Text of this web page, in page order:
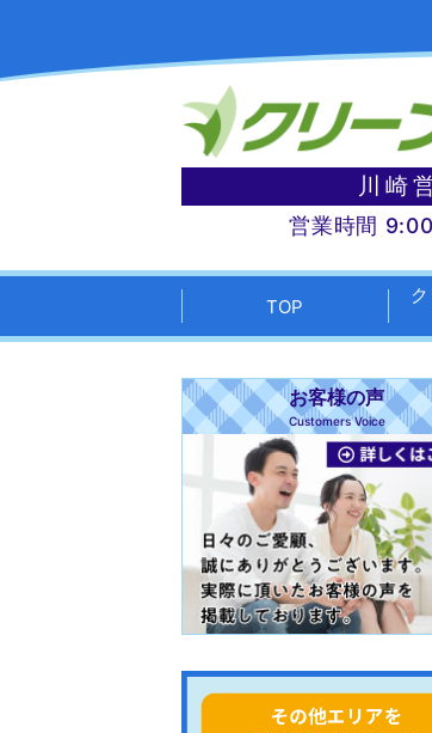
川崎
営業時間
TOP
お客様の声
Customers Voice